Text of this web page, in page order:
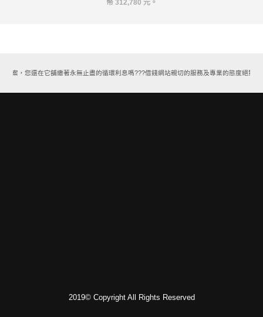
幣 312,780 元。
方案，您還在它舖繳著永無止盡的循環利息嗎???借錢網站親切的服務及專業的態度絕對
2019© Copyright All Rights Reserved